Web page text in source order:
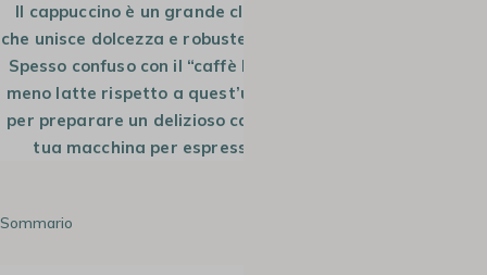
Il cappuccino è un grande classico della cucina italiana,
che unisce dolcezza e robustezza, caffè e schiuma di latte.
Spesso confuso con il “caffè latte”, il cappuccino contiene
meno latte rispetto a quest’ultimo. Ecco la nostra ricetta
per preparare un delizioso cappuccino tradizionale con la
tua macchina per espresso, direttamente da casa.
Sommario